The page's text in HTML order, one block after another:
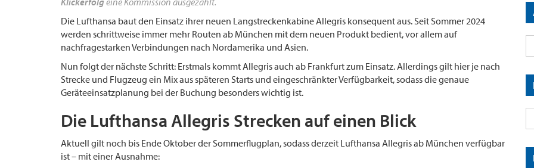
Die Lufthansa baut den Einsatz ihrer neuen Langstreckenkabine Allegris konsequent aus. Seit Sommer 2024
werden schrittweise immer mehr Routen ab München mit dem neuen Produkt bedient, vor allem auf
nachfragestarken Verbindungen nach Nordamerika und Asien.
Nun folgt der nächste Schritt: Erstmals kommt Allegris auch ab Frankfurt zum Einsatz. Allerdings gilt hier je nach
Strecke und Flugzeug ein Mix aus späteren Starts und eingeschränkter Verfügbarkeit, sodass die genaue
Geräteeinsatzplanung bei der Buchung besonders wichtig ist.
Die Lufthansa Allegris Strecken auf einen Blick
Aktuell gilt noch bis Ende Oktober der Sommerflugplan, sodass derzeit Lufthansa Allegris ab München verfügbar
ist – mit einer Ausnahme: